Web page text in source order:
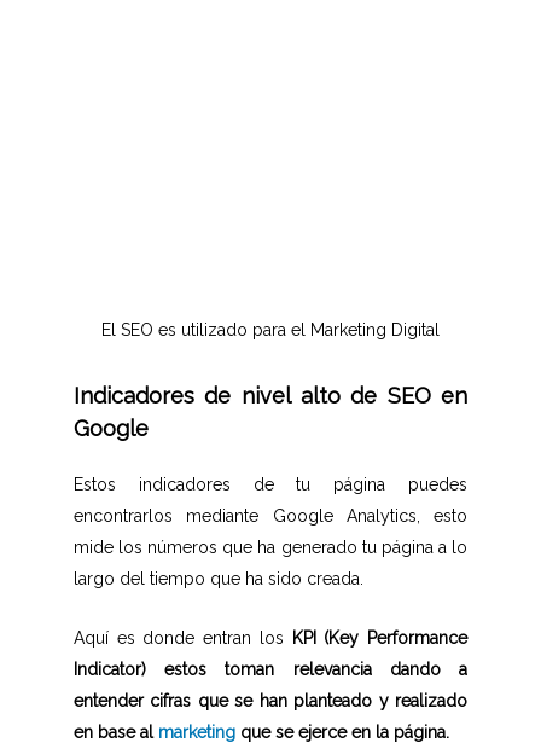
El SEO es utilizado para el Marketing Digital
Indicadores de nivel alto de SEO en
Google
Estos indicadores de tu página puedes
encontrarlos mediante Google Analytics, esto
mide los números que ha generado tu página a lo
largo del tiempo que ha sido creada.
Aquí es donde entran los
KPI (Key Performance
Indicator) estos toman relevancia dando a
entender cifras que se han planteado y realizado
en base al marketingque se ejerce en la página.